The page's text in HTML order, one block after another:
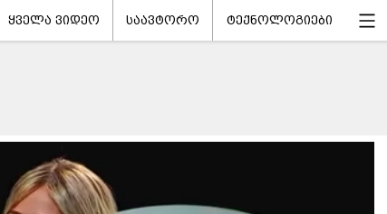
ყველა ვიდეო საავტორო ტექნოლოგიები